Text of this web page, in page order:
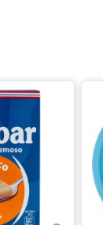
—Sara T.
—Fausto B.